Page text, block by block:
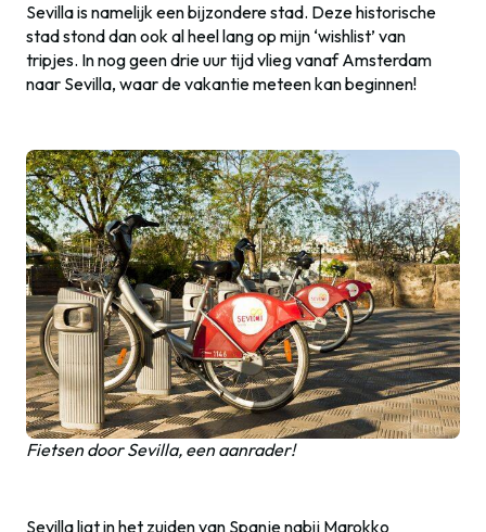
Sevilla is namelijk een bijzondere stad. Deze historische
stad stond dan ook al heel lang op mijn ‘wishlist’ van
tripjes. In nog geen drie uur tijd vlieg vanaf Amsterdam
naar Sevilla, waar de vakantie meteen kan beginnen!
Fietsen door Sevilla, een aanrader!
Sevilla ligt in het zuiden van Spanje nabij Marokko